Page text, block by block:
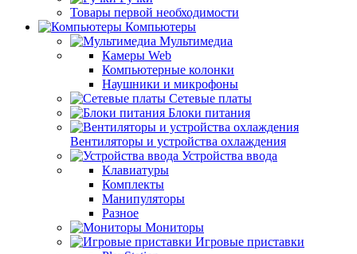
Товары первой необходимости
Компьютеры
Мультимедиа
Камеры Web
Компьютерные колонки
Наушники и микрофоны
Сетевые платы
Блоки питания
Вентиляторы и устройства охлаждения
Устройства ввода
Клавиатуры
Комплекты
Манипуляторы
Разное
Мониторы
Игровые приставки